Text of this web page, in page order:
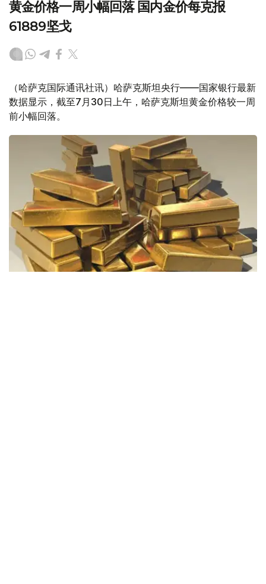
黄金价格一周小幅回落 国内金价每克报
61889坚戈
（哈萨克国际通讯社讯）哈萨克斯坦央行——国家银行最新
数据显示，截至7月30日上午，哈萨克斯坦黄金价格较一周
前小幅回落。